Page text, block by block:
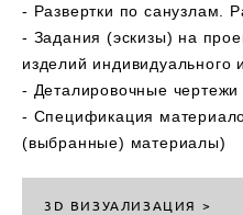
- Развертки по санузлам.
- Задания (эскизы) на
изделий индивидуального
- Деталировочные чертежи
- Спецификация
(выбранные) материалы)
3D ВИЗУАЛИЗАЦИЯ >